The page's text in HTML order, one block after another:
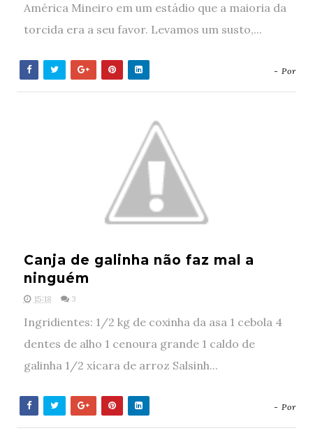
América Mineiro em um estádio que a maioria da
torcida era a seu favor. Levamos um susto,...
- Por
Canja de galinha não faz mal a
ninguém
15:18 3
Ingridientes: 1/2 kg de coxinha da asa 1 cebola 4
dentes de alho 1 cenoura grande 1 caldo de
galinha 1/2 xícara de arroz Salsinh...
- Por